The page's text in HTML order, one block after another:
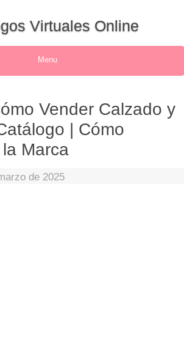
Virtuales Online
Menu
Vender Calzado y
| Cómo
Marca
de 2025